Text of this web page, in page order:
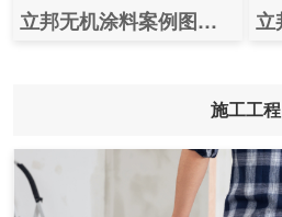
立邦无机涂料案例图片之（石家庄仁济医院）
施工工程